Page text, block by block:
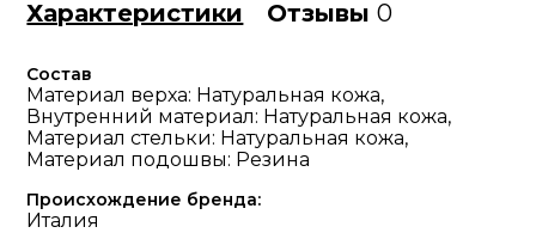
Характеристики Отзывы0
Состав
Материал верха: Натуральная кожа,
Внутренний материал: Натуральная кожа,
Материал стельки: Натуральная кожа,
Материал подошвы: Резина
Происхождение бренда:
Италия